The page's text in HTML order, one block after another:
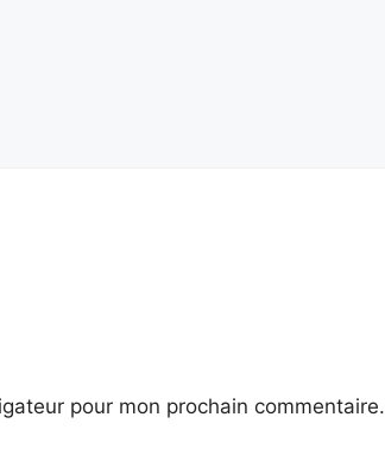
pour mon prochain commentaire.